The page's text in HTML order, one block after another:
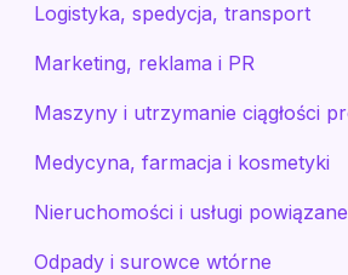
Logistyka, spedycja, transport
Marketing, reklama i PR
Maszyny i utrzymanie ciągłości
Medycyna, farmacja i kosmetyki
Nieruchomości i usługi powiązane
Odpady i surowce wtórne